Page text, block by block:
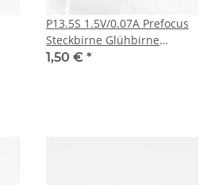
P13.5S 1.5V/0.07A Prefocus
Steckbirne Glühbirne
30x10mm
1,50 € *